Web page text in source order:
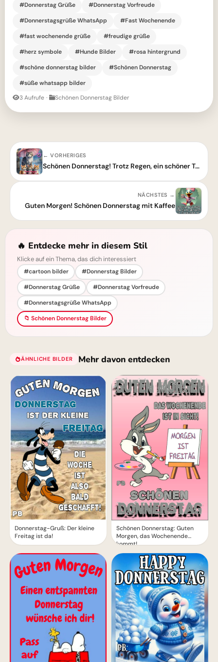
#Donnerstag Grüße
#Donnerstag Vorfreude
#Donnerstagsgrüße WhatsApp
#Fast Wochenende
#fast wochenende grüße
#freudige grüße
#herz symbole
#Hunde Bilder
#rosa hintergrund
#schöne donnerstag bilder
#Schönen Donnerstag
#süße whatsapp bilder
3 Aufrufe · Schönen Donnerstag Bilder
← VORHERIGES
Schönen Donnerstag! Trotz Regen, ein schöner Tag
NÄCHSTES →
Guten Morgen! Schönen Donnerstag mit Kaffee
🔥 Entdecke mehr in diesem Stil
Klicke auf ein Thema, das dich interessiert
#cartoon bilder
#Donnerstag Bilder
#Donnerstag Grüße
#Donnerstag Vorfreude
#Donnerstagsgrüße WhatsApp
📁 Schönen Donnerstag Bilder
ÄHNLICHE BILDER Mehr davon entdecken
Donnerstag-Gruß: Der kleine
Freitag ist da!
Schönen Donnerstag: Guten
Morgen, das Wochenende
kommt!